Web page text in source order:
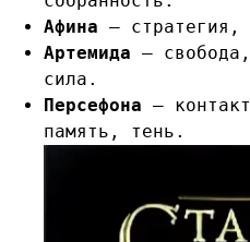
Афина — стратегия,
Артемида —
сила.
Персефона —
память, тень.